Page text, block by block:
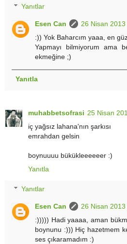
Yanıtlar
Esen Can
26 Nisan 2013
:)) Yok Baharcım yaaa, en
Yapmayı bilmiyorum ama
ekmeğine ;)
Yanıtla
muhabbetsofrasi 25 Nisan
iç yağsız lahana'nın şarkısı
emrahdan gelsin
boynuuuu bükükleeeeeer :)
Yanıtla
Yanıtlar
Esen Can
26 Nisan
:))))) Hadi yaaaa, aman
boynunu :))) Hiç hazetmem
ses çıkaramadım :)